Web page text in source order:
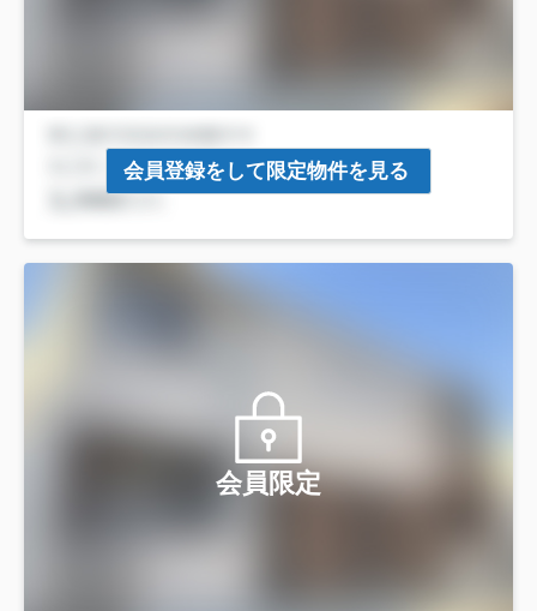
会員登録をして限定物件を見る
会員限定